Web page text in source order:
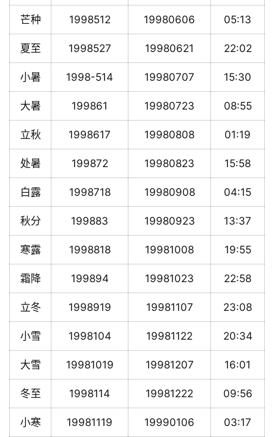
芒种 1998512 19980606 05:13
夏至 1998527 19980621 22:02
小暑 1998-514 19980707 15:30
大暑 199861 19980723 08:55
立秋 1998617 19980808 01:19
处暑 199872 19980823 15:58
白露 1998718 19980908 04:15
秋分 199883 19980923 13:37
寒露 1998818 19981008 19:55
霜降 199894 19981023 22:58
立冬 1998919 19981107 23:08
小雪 1998104 19981122 20:34
大雪 19981019 19981207 16:01
冬至 1998114 19981222 09:56
小寒 19981119 19990106 03:17